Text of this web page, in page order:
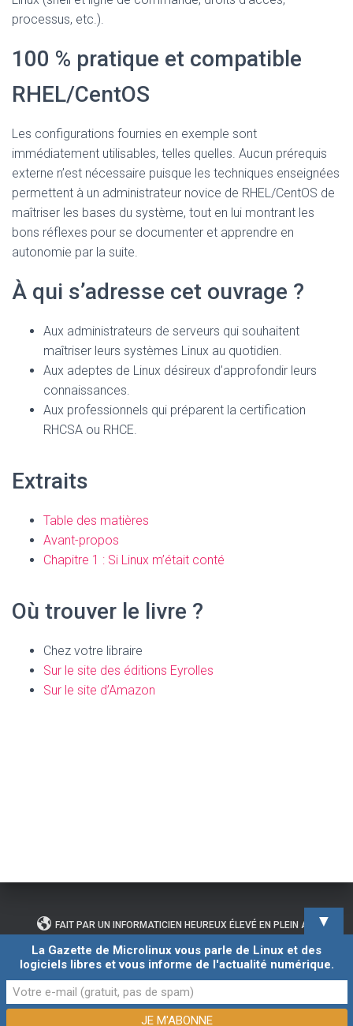
processus, etc.).
100 % pratique et compatible
RHEL/CentOS
Les configurations fournies en exemple sont
immédiatement utilisables, telles quelles. Aucun prérequis
externe n’est nécessaire puisque les techniques enseignées
permettent à un administrateur novice de RHEL/CentOS de
maîtriser les bases du système, tout en lui montrant les
bons réflexes pour se documenter et apprendre en
autonomie par la suite.
À qui s’adresse cet ouvrage ?
Aux administrateurs de serveurs qui souhaitent
maîtriser leurs systèmes Linux au quotidien.
Aux adeptes de Linux désireux d’approfondir leurs
connaissances.
Aux professionnels qui préparent la certification
RHCSA ou RHCE.
Extraits
Table des matières
Avant-propos
Chapitre 1 : Si Linux m’était conté
Où trouver le livre ?
Chez votre libraire
Sur le site des éditions Eyrolles
Sur le site d’Amazon
FAIT PAR UN INFORMATICIEN HEUREUX ÉLEVÉ EN PLEIN AIR
CONTACTER L’AUTEUR DE CE BLOG
Hestia | Développé par
▼
La Gazette de Microlinux vous parle de Linux et des
logiciels libres et vous informe de l'actualité numérique.